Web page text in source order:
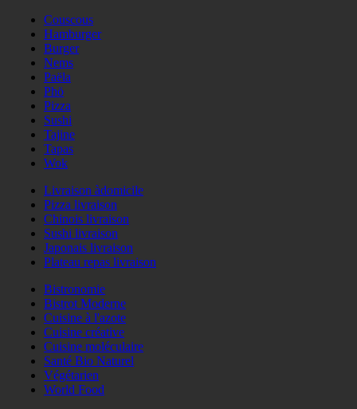
Couscous
Hamburger
Burger
Nems
Paëla
Phö
Pizza
Sushi
Tajine
Tapas
Wok
Livraison àdomicile
Pizza livraison
Chinois livraison
Sushi livraison
Japonais livraison
Plateau repas livraison
Bistronomie
Bistrot Moderne
Cuisine à l'azote
Cuisine créative
Cuisine moléculaire
Santé Bio Naturel
Végétarien
World Food